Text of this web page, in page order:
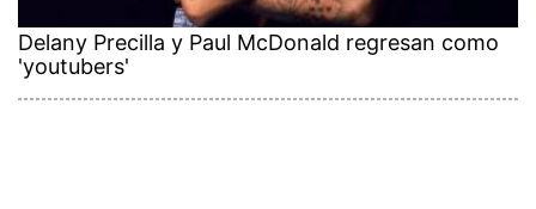
Delany Precilla y Paul McDonald regresan como
'youtubers'